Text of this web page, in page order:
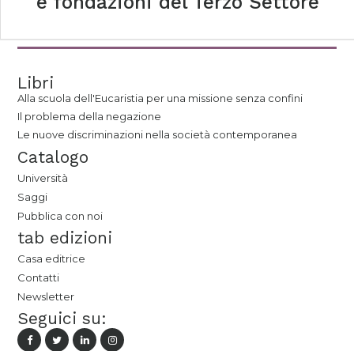
Libri
Alla scuola dell'Eucaristia per una missione senza confini
Il problema della negazione
Le nuove discriminazioni nella società contemporanea
Catalogo
Università
Saggi
Pubblica con noi
tab edizioni
Casa editrice
Contatti
Newsletter
Seguici su: